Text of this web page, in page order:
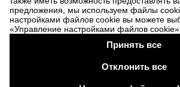
Regnum Carya Социальные сети